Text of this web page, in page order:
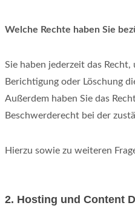
Welche Rechte haben Sie
Sie haben jederzeit das
Berichtigung oder Löschung
Außerdem haben Sie das
Beschwerderecht bei der
Hierzu sowie zu weiteren
2. Hosting und Content